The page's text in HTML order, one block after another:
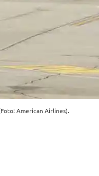
American Airlines).